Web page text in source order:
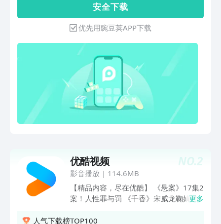
弈！钟楚曦吴镇宇郑云龙烧脑狼人杀《地
球超新鲜 第2季》地球厨王大赛！刘宇宁
宋茜堵上尊严一战，孙红雷郭京飞藏锅偷
油都不省心；地球团全员cos法国宫廷装
扮，继承者之战打响！舞蹈比拼李乃文大
劈叉被拖走，林一王玉雯竟是母子？《一
饭封神 第2季》回归！风云再起，原班人
马全新赛制，残酷比拼下谁能晋级？剧毒
石头鱼下锅，见手青登场，爆浆烤羊眼惊
呆谢霆锋！不看头衔只看厨艺，世界名厨
为晋级拼了！《心动的信号 第9季》恋综
讯视频！何广智回归，瞿颖舌战小四爷全
场爆笑。《开始推理吧 第4季》动物塑副
本上线！推团秉烛夜话恐怖怪谈，下一秒
天降“残肢”，刘宇宁大惊失色嗷嗷叫，章
若楠吓得跳进金靖怀里！张凌赫、丁程
鑫、周柯宇表情包大赏可爱值超标！《寒
安 全 下 载
优先用豌豆荚APP下载
NO.2
优酷视频
影音播放 | 114.6MB
【精品内容，尽在优酷】 《悬案》17集2
案！人性罪与罚 《千香》宋威龙鞠婧祎
尘恨，拔剑救世人！ 《镖人：风起大
更多
人气下载榜TOP100